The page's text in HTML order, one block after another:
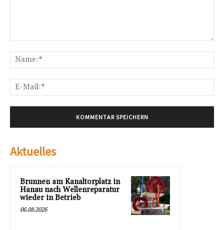
Aktuelles
Brunnen am Kanaltorplatz in
Hanau nach Wellenreparatur
wieder in Betrieb
06.08.2026